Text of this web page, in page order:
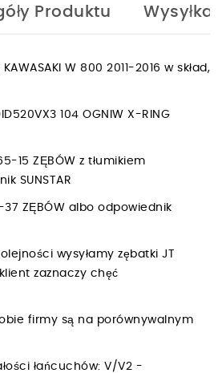
Produktu Wysyłka
W 800 2011-2016 w skład,
104 OGNIW X-RING
15 ZĘBÓW z tłumikiem
SUNSTAR
37 ZĘBÓW albo odpowiednik
wysyłamy zębatki JT
zaznaczy chęć
firmy są na porównywalnym
łańcuchów: V/V2 -